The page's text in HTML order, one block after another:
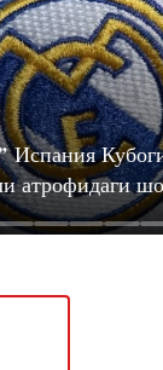
Испания
атрофидаги
расмий